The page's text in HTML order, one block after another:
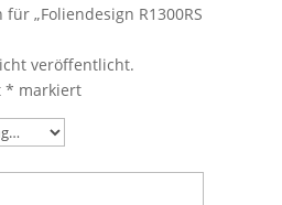
„Foliendesign R1300RS
veröffentlicht.
* markiert